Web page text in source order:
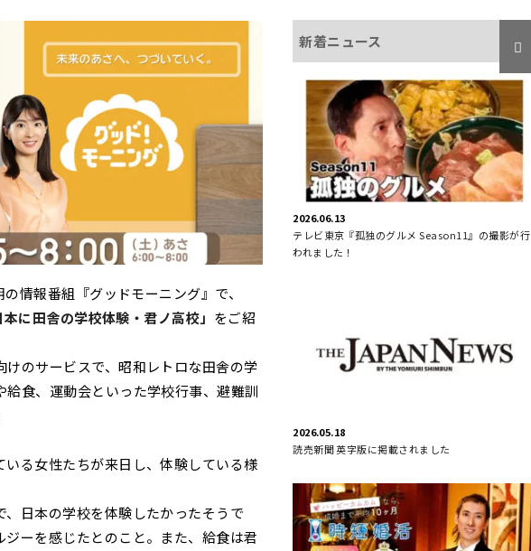
情報番組『グッドモーニング』で、
本に田舎の学校体験・君ノ高校」 をご紹
けのサービスで、昭和レトロな田舎の学
食、運動会といった学校行事、避難訓
る女性たちが来日し、体験している様
日本の学校を体験したかったそうで
ーを感じたとのこと。また、給食は君
新着ニュース
2026.06.13
テレビ東京『孤独のグルメ Season11』の撮影が行
われました！
2026.05.18
読売新聞 英字版に掲載されました